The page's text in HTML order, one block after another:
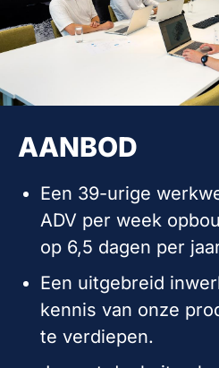
AANBOD
Een 39-urige
ADV per week
op 6,5 dagen per
Een uitgebreid
kennis van onze
te verdiepen.